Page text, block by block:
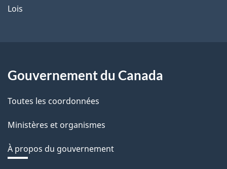
Lois
Gouvernement du Canada
Toutes les coordonnées
Ministères et organismes
À propos du gouvernement